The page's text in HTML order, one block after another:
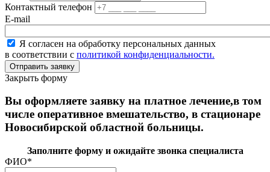
Контактный телефон
E-mail
Я согласен на обработку персональных данных
в соответствии с политикой конфиденциальности.
Закрыть форму
Вы оформляете заявку на платное лечение,в том
числе оперативное вмешательство, в стационаре
Новосибирской областной больницы.
Заполните форму и ожидайте звонка специалиста
ФИО*